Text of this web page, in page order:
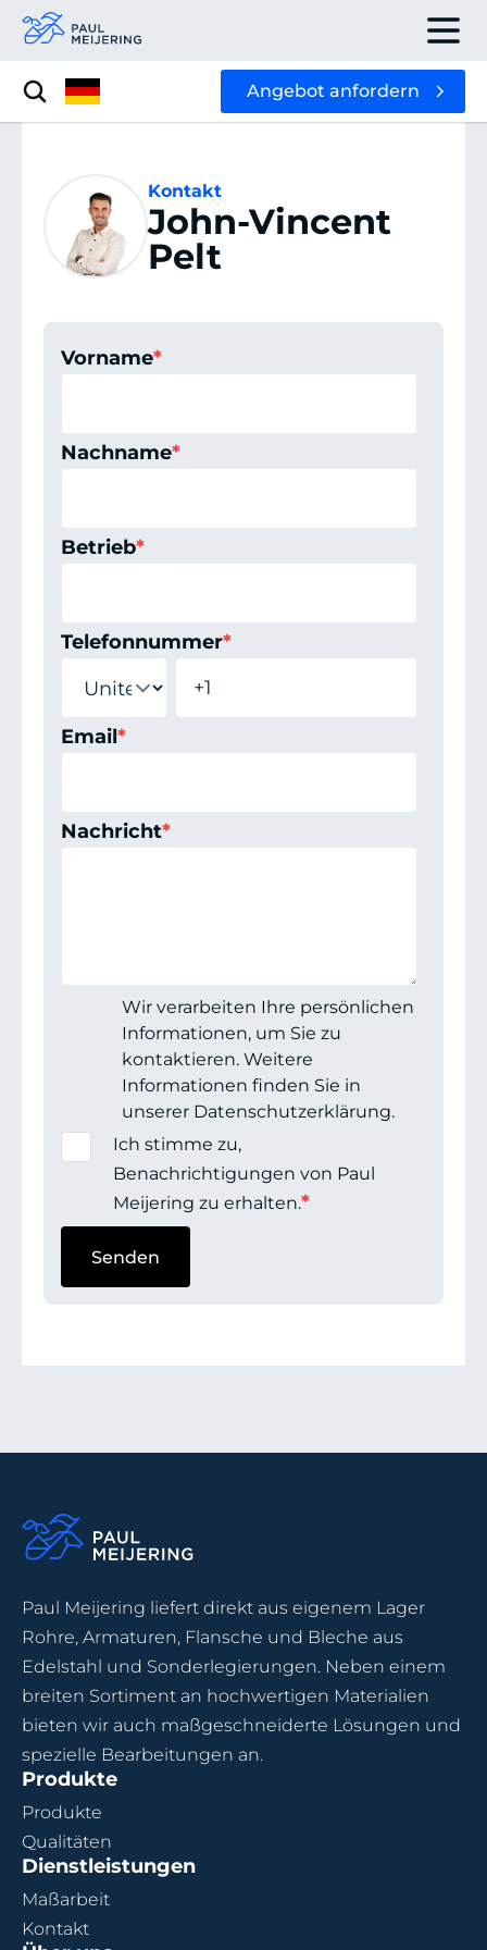
Angebot anfordern
Kontakt
John-Vincent
Pelt
Vorname*
Nachname*
Betrieb*
Telefonnummer*
Email*
Nachricht*
Wir verarbeiten Ihre persönlichen
Informationen, um Sie zu
kontaktieren. Weitere
Informationen finden Sie in
unserer Datenschutzerklärung.
Ich stimme zu,
Benachrichtigungen von Paul
Meijering zu erhalten.*
Paul Meijering liefert direkt aus eigenem Lager
Rohre, Armaturen, Flansche und Bleche aus
Edelstahl und Sonderlegierungen. Neben einem
breiten Sortiment an hochwertigen Materialien
bieten wir auch maßgeschneiderte Lösungen und
spezielle Bearbeitungen an.
Produkte
Produkte
Qualitäten
Dienstleistungen
Maßarbeit
Kontakt